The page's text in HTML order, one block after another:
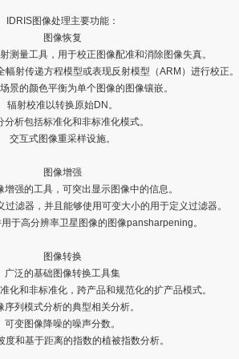
IDRIS图像处理主要功能：
图像恢复
测量工具，用于校正图像配准和消除图像失真。
射传递方程模型或表现反射模型（ARM）进行校正。
景的颜色平衡为单个图像的图像镶嵌。
辐射校准以转换原始DN。
分析包括标准化和非标准化模式。
交互式图像重采样设施。
图像增强
增强的工具，可突出显示图像中的信息。
过滤器，并且能够使用可变大小的用于定义过滤器。
于高分辨率卫星图像的图像pansharpening。
图像转换
广泛的基础图像转换工具集
化和非标准化，跨产品和规范化的扩产品模式。
序列模式分析的典型相关分析。
可变图像降噪的噪声分数。
度和基于距离的指数的植被指数分析。